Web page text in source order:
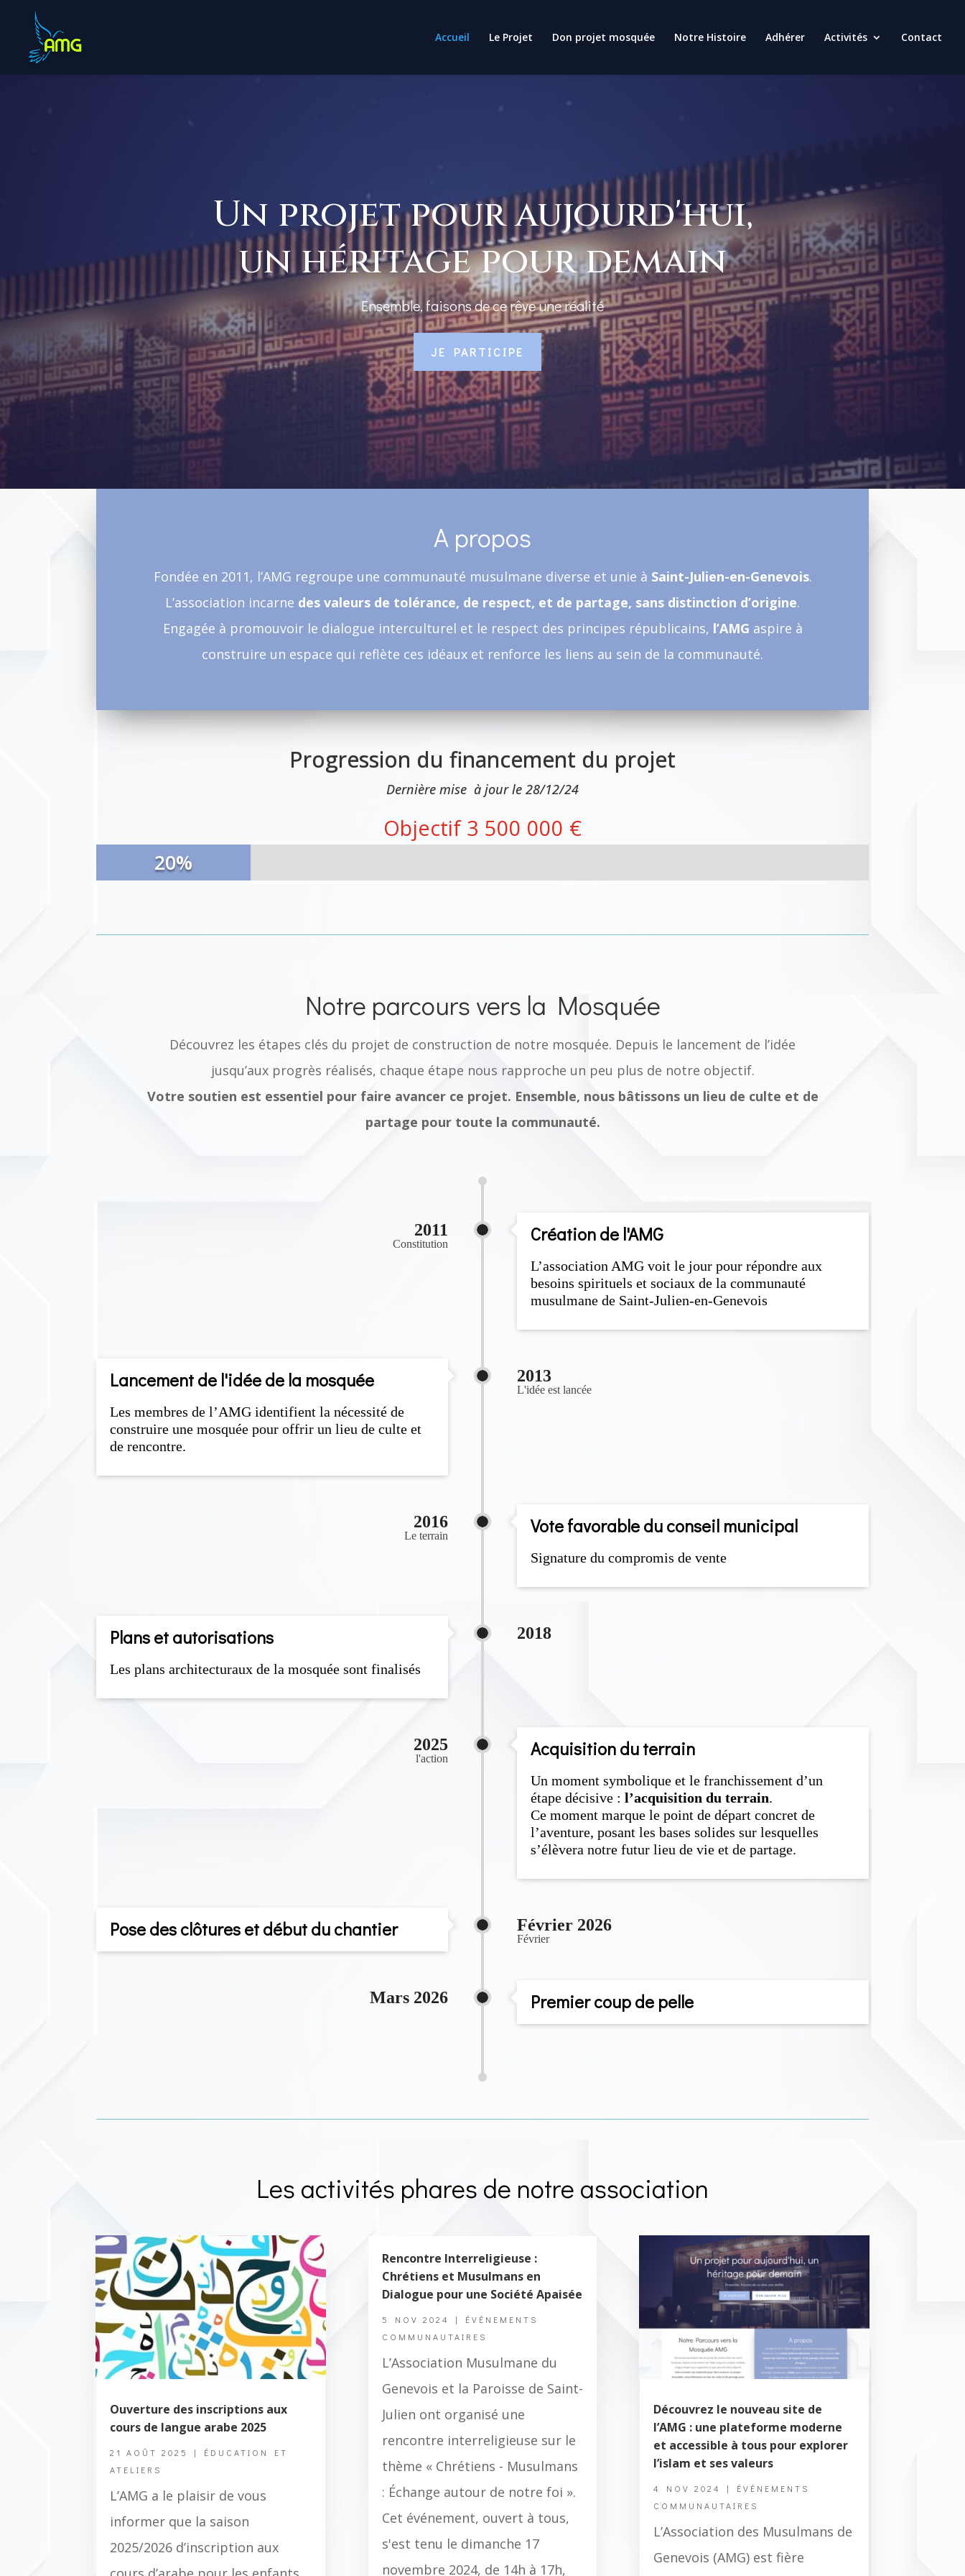
Accueil Le Projet Don projet mosquée Notre Histoire Adhérer Activités Contact
Un projet pour aujourd'hui,
un héritage pour demain
Ensemble, faisons de ce rêve une réalité
JE PARTICIPE
A propos
Fondée en 2011, l’AMG regroupe une communauté musulmane diverse et unie à Saint-Julien-en-Genevois.
L’association incarne des valeurs de tolérance, de respect, et de partage, sans distinction d’origine.
Engagée à promouvoir le dialogue interculturel et le respect des principes républicains, l’AMG aspire à
construire un espace qui reflète ces idéaux et renforce les liens au sein de la communauté.
Progression du financement du projet
Dernière mise à jour le 28/12/24
Objectif 3 500 000 €
20%
20%
Notre parcours vers la Mosquée
Découvrez les étapes clés du projet de construction de notre mosquée. Depuis le lancement de l’idée
jusqu’aux progrès réalisés, chaque étape nous rapproche un peu plus de notre objectif.
Votre soutien est essentiel pour faire avancer ce projet. Ensemble, nous bâtissons un lieu de culte et de
partage pour toute la communauté.
2011
Constitution Création de l'AMG
L’association AMG voit le jour pour répondre aux
besoins spirituels et sociaux de la communauté
musulmane de Saint-Julien-en-Genevois
2013
L'idée est lancée
Lancement de l'idée de la mosquée
Les membres de l’AMG identifient la nécessité de
construire une mosquée pour offrir un lieu de culte et
de rencontre.
2016
Le terrain Vote favorable du conseil municipal
Signature du compromis de vente
2018
Plans et autorisations
Les plans architecturaux de la mosquée sont finalisés
2025
l'action Acquisition du terrain
Un moment symbolique et le franchissement d’un
étape décisive : l’acquisition du terrain.
Ce moment marque le point de départ concret de
l’aventure, posant les bases solides sur lesquelles
s’élèvera notre futur lieu de vie et de partage.
Février 2026
Février
Pose des clôtures et début du chantier
Mars 2026 Premier coup de pelle
Les activités phares de notre association
Ouverture des inscriptions aux
cours de langue arabe 2025
21 AOÛT 2025 | ÉDUCATION ET
ATELIERS
L’AMG a le plaisir de vous
informer que la saison
2025/2026 d’inscription aux
Rencontre Interreligieuse :
Chrétiens et Musulmans en
Dialogue pour une Société Apaisée
5 NOV 2024 | ÉVÉNEMENTS
COMMUNAUTAIRES
L’Association Musulmane du
Genevois et la Paroisse de Saint-
Julien ont organisé une
rencontre interreligieuse sur le
thème « Chrétiens - Musulmans
: Échange autour de notre foi ».
Cet événement, ouvert à tous,
s'est tenu le dimanche 17
novembre 2024, de 14h à 17h,
Découvrez le nouveau site de
l’AMG : une plateforme moderne
et accessible à tous pour explorer
l’islam et ses valeurs
4 NOV 2024 | ÉVÉNEMENTS
COMMUNAUTAIRES
L’Association des Musulmans de
Genevois (AMG) est fière